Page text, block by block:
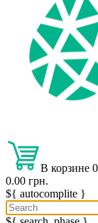
В корзине
0.00 грн.
${ autocomplite }